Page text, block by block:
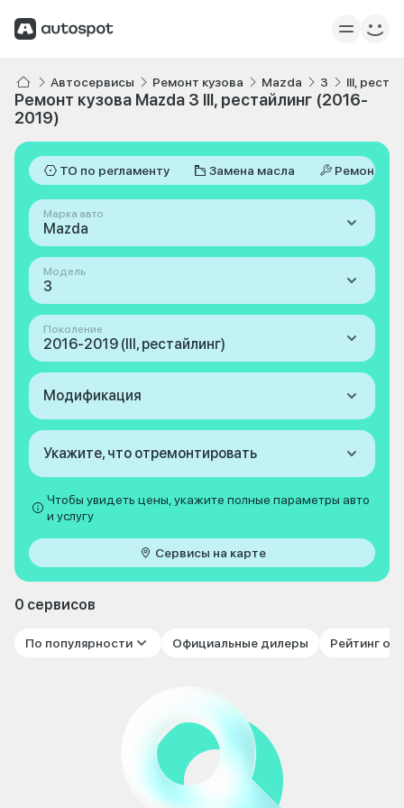
Автосервисы Ремонт кузова Mazda 3 III,
Ремонт кузова Mazda 3 III, рестайлинг (2016-
2019)
ТО по регламенту Замена масла Ремонт
Марка авто
Mazda
Модель
3
Поколение
2016-2019 (III, рестайлинг)
Модификация
Укажите, что отремонтировать
Чтобы увидеть цены, укажите полные параметры авто
и услугу
Сервисы на карте
0 сервисов
По популярности Официальные дилеры Рейтинг